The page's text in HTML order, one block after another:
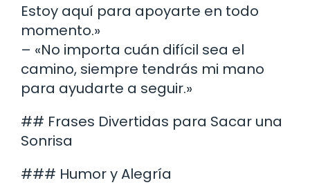
Estoy aquí para apoyarte en todo
momento.»
– «No importa cuán difícil sea el
camino, siempre tendrás mi mano
para ayudarte a seguir.»
## Frases Divertidas para Sacar una
Sonrisa
### Humor y Alegría